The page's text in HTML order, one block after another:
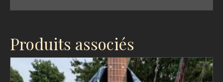
Produits associés